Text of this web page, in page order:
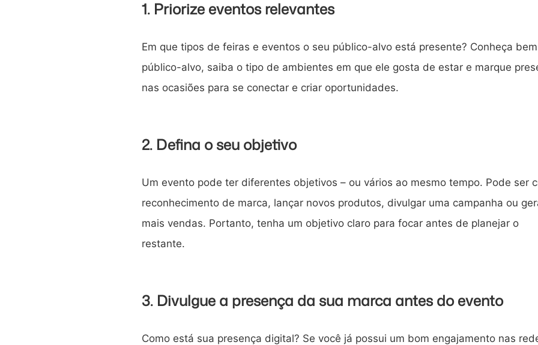
1. Priorize eventos relevantes
Em que tipos de feiras e eventos o seu público-alvo está presente? Conheça
público-alvo, saiba o tipo de ambientes em que ele gosta de estar e marque
nas ocasiões para se conectar e criar oportunidades.
2. Defina o seu objetivo
Um evento pode ter diferentes objetivos – ou vários ao mesmo tempo. Pode ser
reconhecimento de marca, lançar novos produtos, divulgar uma campanha ou
mais vendas. Portanto, tenha um objetivo claro para focar antes de planejar o
restante.
3. Divulgue a presença da sua marca antes do evento
Como está sua presença digital? Se você já possui um bom engajamento nas